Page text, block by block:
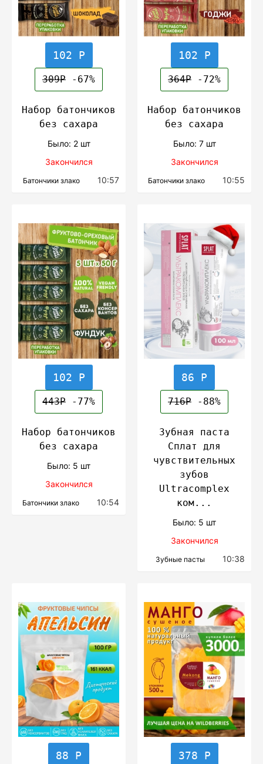
102 Р
309Р -67%
Набор батончиков
без сахара
Было: 2 шт
Закончился
Батончики злако 10:57
102 Р
364Р -72%
Набор батончиков
без сахара
Было: 7 шт
Закончился
Батончики злако 10:55
102 Р
443Р -77%
Набор батончиков
без сахара
Было: 5 шт
Закончился
Батончики злако 10:54
86 Р
716Р -88%
Зубная паста
Сплат для
чувствительных
зубов
Ultracomplex
ком...
Было: 5 шт
Закончился
Зубные пасты 10:38
88 Р 378 Р